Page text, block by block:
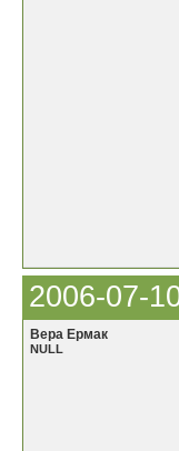
2006-07-
Вера Ермак
NULL